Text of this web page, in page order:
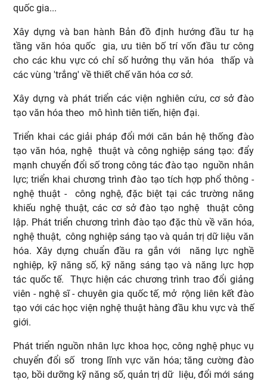
quốc gia...
Xây dựng và ban hành Bản đồ định hướng đầu tư hạ
tầng văn hóa quốc gia, ưu tiên bố trí vốn đầu tư công
cho các khu vực có chỉ số hưởng thụ văn hóa thấp và
các vùng 'trắng' về thiết chế văn hóa cơ sở.
Xây dựng và phát triển các viện nghiên cứu, cơ sở đào
tạo văn hóa theo mô hình tiên tiến, hiện đại.
Triển khai các giải pháp đổi mới căn bản hệ thống đào
tạo văn hóa, nghệ thuật và công nghiệp sáng tạo: đẩy
mạnh chuyển đổi số trong công tác đào tạo nguồn nhân
lực; triển khai chương trình đào tạo tích hợp phổ thông -
nghệ thuật - công nghệ, đặc biệt tại các trường năng
khiếu nghệ thuật, các cơ sở đào tạo nghệ thuật công
lập. Phát triển chương trình đào tạo đặc thù về văn hóa,
nghệ thuật, công nghiệp sáng tạo và quản trị dữ liệu văn
hóa. Xây dựng chuẩn đầu ra gắn với năng lực nghề
nghiệp, kỹ năng số, kỹ năng sáng tạo và năng lực hợp
tác quốc tế. Thực hiện các chương trình trao đổi giảng
viên - nghệ sĩ - chuyên gia quốc tế, mở rộng liên kết đào
tạo với các học viện nghệ thuật hàng đầu khu vực và thế
giới.
Phát triển nguồn nhân lực khoa học, công nghệ phục vụ
chuyển đổi số trong lĩnh vực văn hóa; tăng cường đào
tạo, bồi dưỡng kỹ năng số, quản trị dữ liệu, đổi mới sáng